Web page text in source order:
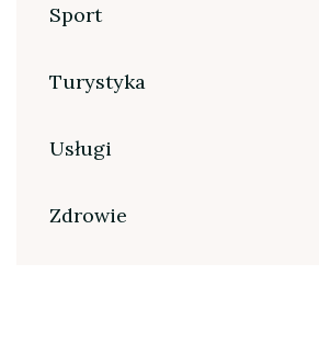
Sport
Turystyka
Usługi
Zdrowie